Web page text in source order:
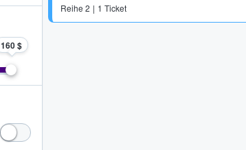
Reihe 2 1 Ticket
160 $